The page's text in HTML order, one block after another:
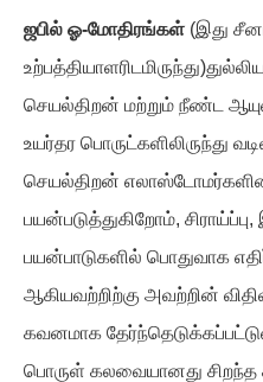
ஜபில் ஓ-மோதிரங்கள் (இது
உற்பத்தியாளரிடமிருந்து)
செயல்திறன் மற்றும் நீண்ட
உயர்தர பொருட்களிலிருந்து
செயல்திறன்
பயன்படுத்துகிறோம்,
பயன்பாடுகளில் பொதுவாக
ஆகியவற்றிற்கு அவற்றின்
கவனமாக
பொருள் கலவையானது